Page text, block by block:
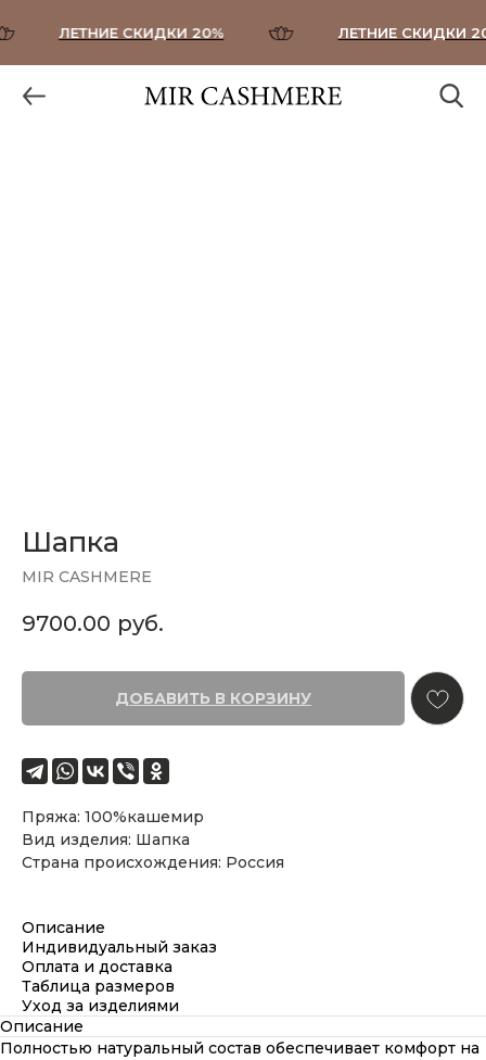
ЛЕТНИЕ СКИДКИ 20% ЛЕТНИЕ СКИДКИ
Шапка
MIR CASHMERE
9700.00 руб.
ДОБАВИТЬ В КОРЗИНУ
Пряжа: 100%кашемир
Вид изделия: Шапка
Страна происхождения: Россия
Описание
Индивидуальный заказ
Оплата и доставка
Таблица размеров
Уход за изделиями
Описание
Полностью натуральный состав обеспечивает комфорт на